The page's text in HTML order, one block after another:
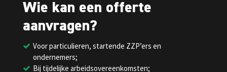
Wie kan een offerte
aanvragen?
Voor particulieren, startende ZZP’ers en
ondernemers;
Bij tijdelijke arbeidsovereenkomsten;